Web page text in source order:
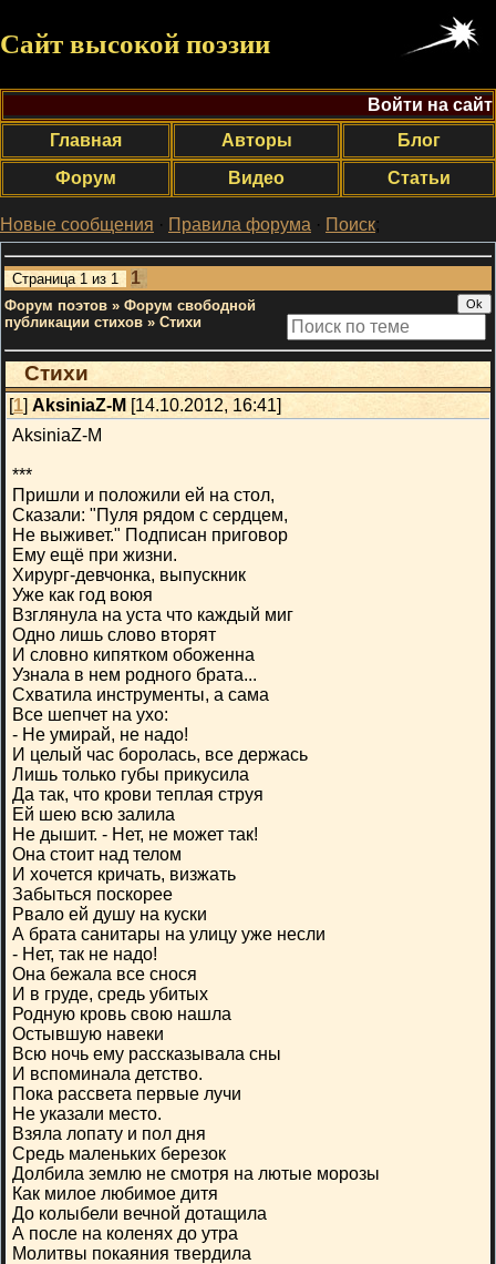
Сайт высокой поэзии
Войти на сайт
Главная
Авторы
Блог
Форум
Видео Статьи
Новые сообщения · Правила форума · Поиск;
Страница 1 из 1 1
Форум поэтов » Форум свободной
публикации стихов » Стихи
Стихи
[1] AksiniaZ-M [14.10.2012, 16:41]
AksiniaZ-M
***
Пришли и положили ей на стол,
Сказали: "Пуля рядом с сердцем,
Не выживет." Подписан приговор
Ему ещё при жизни.
Хирург-девчонка, выпускник
Уже как год воюя
Взглянула на уста что каждый миг
Одно лишь слово вторят
И словно кипятком обоженна
Узнала в нем родного брата...
Схватила инструменты, а сама
Все шепчет на ухо:
- Не умирай, не надо!
И целый час боролась, все держась
Лишь только губы прикусила
Да так, что крови теплая струя
Ей шею всю залила
Не дышит. - Нет, не может так!
Она стоит над телом
И хочется кричать, визжать
Забыться поскорее
Рвало ей душу на куски
А брата санитары на улицу уже несли
- Нет, так не надо!
Она бежала все снося
И в груде, средь убитых
Родную кровь свою нашла
Остывшую навеки
Всю ночь ему рассказывала сны
И вспоминала детство.
Пока рассвета первые лучи
Не указали место.
Взяла лопату и пол дня
Средь маленьких березок
Долбила землю не смотря на лютые морозы
Как милое любимое дитя
До колыбели вечной дотащила
А после на коленях до утра
Молитвы покаяния твердила